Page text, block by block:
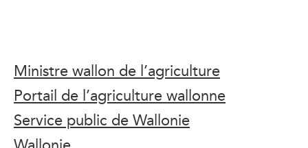
Ministre wallon de l’agriculture
Portail de l’agriculture wallonne
Service public de Wallonie